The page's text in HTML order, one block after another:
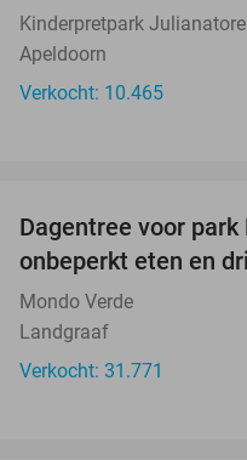
Kinderpretpark
Apeldoorn
Verkocht: 10.465
Dagentree voor
onbeperkt eten en
Mondo Verde
Landgraaf
Verkocht: 31.771